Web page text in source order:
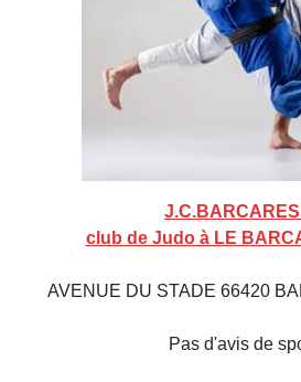
club de Judo à LE
AVENUE DU STADE 66420
Pas d'avis de